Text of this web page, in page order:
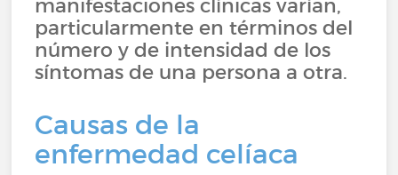
manifestaciones clínicas varían,
particularmente en términos del
número y de intensidad de los
síntomas de una persona a otra.
Causas de la
enfermedad celíaca